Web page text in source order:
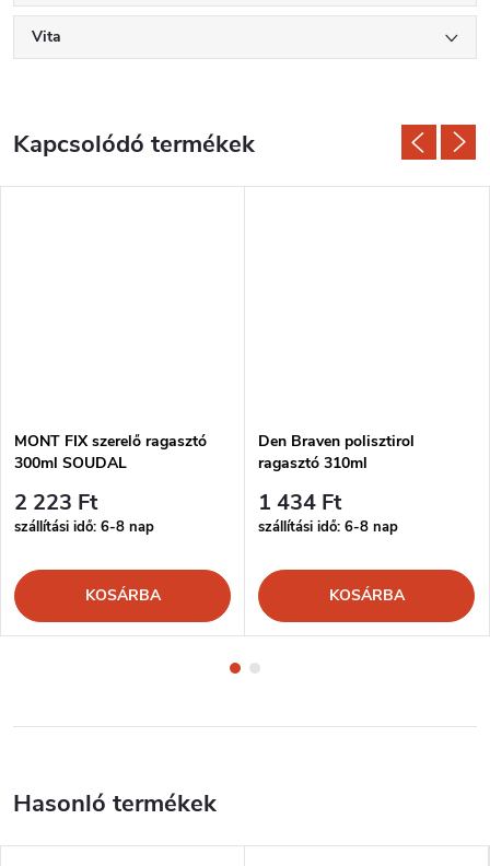
Vita
Kapcsolódó termékek
MONT FIX szerelő ragasztó
300ml SOUDAL
2 223 Ft
szállítási idő: 6-8 nap
KOSÁRBA
Den Braven polisztirol
ragasztó 310ml
1 434 Ft
szállítási idő: 6-8 nap
KOSÁRBA